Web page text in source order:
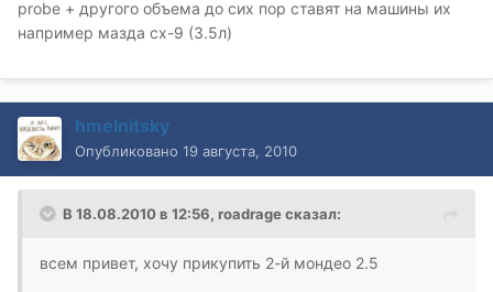
probe + другого объема до сих пор ставят на машины их
например мазда сх-9 (3.5л)
hmelnitsky
Опубликовано 19 августа, 2010
В 18.08.2010 в 12:56, roadrage сказал:
всем привет, хочу прикупить 2-й мондео 2.5